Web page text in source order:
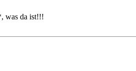
was da ist!!!